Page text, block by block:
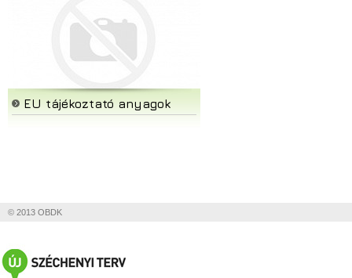
EU tájékoztató anyagok
© 2013 OBDK